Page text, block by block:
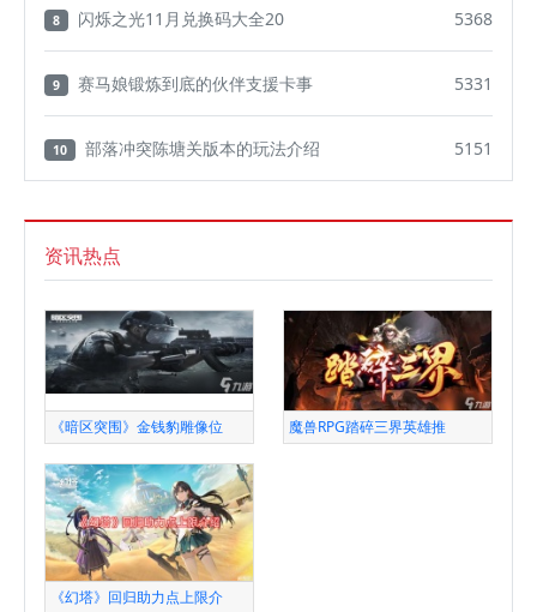
8 闪烁之光11月兑换码大全20 5368
9 赛马娘锻炼到底的伙伴支援卡事 5331
10 部落冲突陈塘关版本的玩法介绍 5151
资讯热点
《暗区突围》金钱豹雕像位 魔兽RPG踏碎三界英雄推
《幻塔》回归助力点上限介